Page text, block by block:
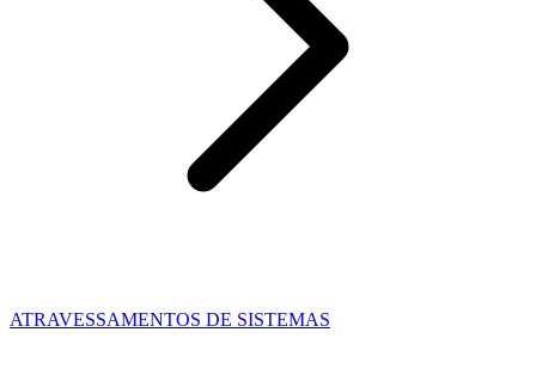
ATRAVESSAMENTOS DE SISTEMAS